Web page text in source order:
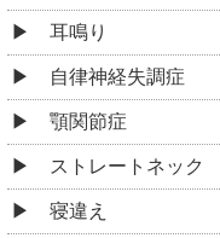
耳鳴り
自律神経失調症
顎関節症
ストレートネック
寝違え